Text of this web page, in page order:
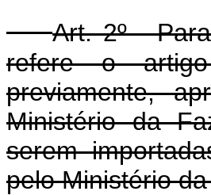
Art. 2º -
refere o
previamente,
Ministério da
serem
pelo Ministério